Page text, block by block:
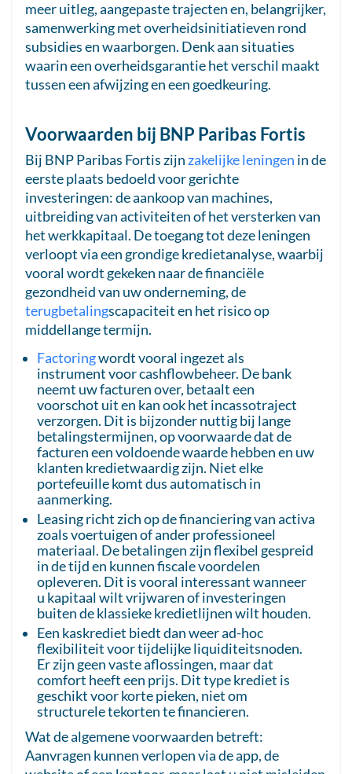
meer uitleg, aangepaste trajecten en, belangrijker,
samenwerking met overheidsinitiatieven rond
subsidies en waarborgen. Denk aan situaties
waarin een overheidsgarantie het verschil maakt
tussen een afwijzing en een goedkeuring.
Voorwaarden bij BNP Paribas Fortis
Bij BNP Paribas Fortis zijn zakelijke leningen in de
eerste plaats bedoeld voor gerichte
investeringen: de aankoop van machines,
uitbreiding van activiteiten of het versterken van
het werkkapitaal. De toegang tot deze leningen
verloopt via een grondige kredietanalyse, waarbij
vooral wordt gekeken naar de financiële
gezondheid van uw onderneming, de
terugbetalingscapaciteit en het risico op
middellange termijn.
Factoringwordt vooral ingezet als
instrument voor cashflowbeheer. De bank
neemt uw facturen over, betaalt een
voorschot uit en kan ook het incassotraject
verzorgen. Dit is bijzonder nuttig bij lange
betalingstermijnen, op voorwaarde dat de
facturen een voldoende waarde hebben en uw
klanten kredietwaardig zijn. Niet elke
portefeuille komt dus automatisch in
aanmerking.
Leasing richt zich op de financiering van activa
zoals voertuigen of ander professioneel
materiaal. De betalingen zijn flexibel gespreid
in de tijd en kunnen fiscale voordelen
opleveren. Dit is vooral interessant wanneer
u kapitaal wilt vrijwaren of investeringen
buiten de klassieke kredietlijnen wilt houden.
Een kaskrediet biedt dan weer ad-hoc
flexibiliteit voor tijdelijke liquiditeitsnoden.
Er zijn geen vaste aflossingen, maar dat
comfort heeft een prijs. Dit type krediet is
geschikt voor korte pieken, niet om
structurele tekorten te financieren.
Wat de algemene voorwaarden betreft:
Aanvragen kunnen verlopen via de app, de